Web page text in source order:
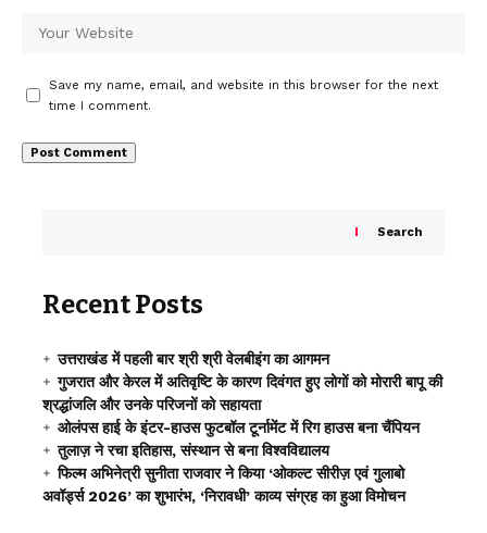
Save my name, email, and website in this browser for the next
time I comment.
Search
Recent Posts
उत्तराखंड में पहली बार श्री श्री वेलबीइंग का आगमन
गुजरात और केरल में अतिवृष्टि के कारण दिवंगत हुए लोगों को मोरारी बापू की
श्रद्धांजलि और उनके परिजनों को सहायता
ओलंपस हाई के इंटर-हाउस फुटबॉल टूर्नामेंट में रिग हाउस बना चैंपियन
तुलाज़ ने रचा इतिहास, संस्थान से बना विश्वविद्यालय
फिल्म अभिनेत्री सुनीता राजवार ने किया ‘ओकल्ट सीरीज़ एवं गुलाबो
अवॉर्ड्स 2026’ का शुभारंभ, ‘निरावधी’ काव्य संग्रह का हुआ विमोचन